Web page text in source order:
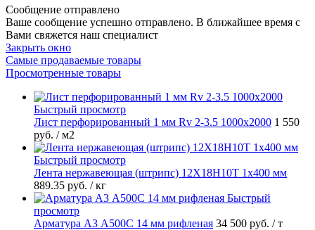
Сообщение отправлено
Ваше сообщение успешно отправлено. В ближайшее время с
Вами свяжется наш специалист
Закрыть окно
Самые продаваемые товары
Просмотренные товары
Быстрый просмотр
Лист перфорированный 1 мм Rv 2-3.5 1000х2000 1 550
руб. / м2
Быстрый просмотр
Лента нержавеющая (штрипс) 12Х18Н10Т 1х400 мм
889.35 руб. / кг
Быстрый
просмотр
Арматура А3 А500С 14 мм рифленая 34 500 руб. / т